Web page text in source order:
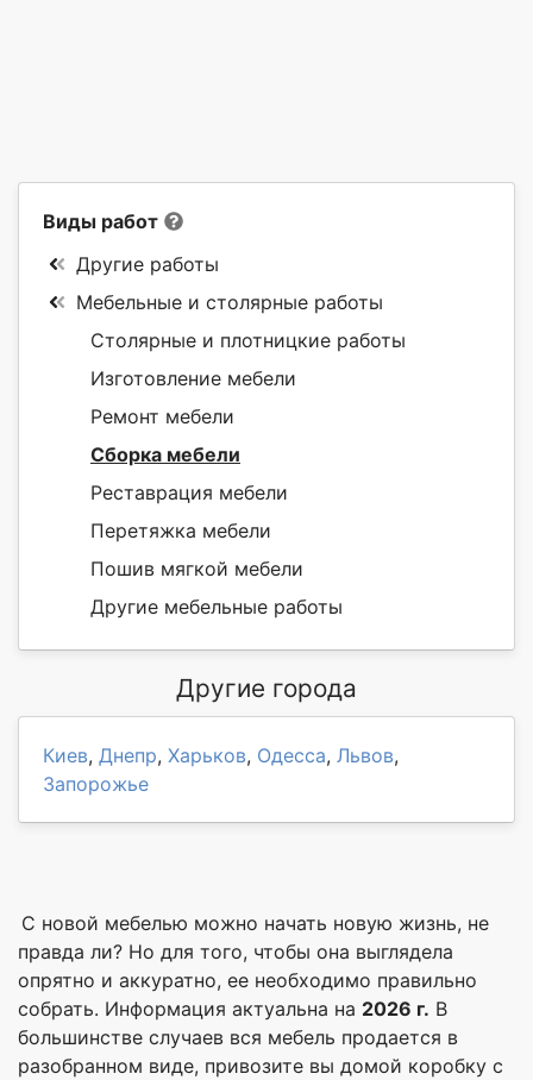
Виды работ
Другие работы
Мебельные и столярные работы
Столярные и плотницкие работы
Изготовление мебели
Ремонт мебели
Сборка мебели
Реставрация мебели
Перетяжка мебели
Пошив мягкой мебели
Другие мебельные работы
Другие города
Киев, Днепр, Харьков, Одесса, Львов,
Запорожье
С новой мебелью можно начать новую жизнь, не
правда ли? Но для того, чтобы она выглядела
опрятно и аккуратно, ее необходимо правильно
собрать. Информация актуальна на 2026 г. В
большинстве случаев вся мебель продается в
разобранном виде, привозите вы домой коробку с